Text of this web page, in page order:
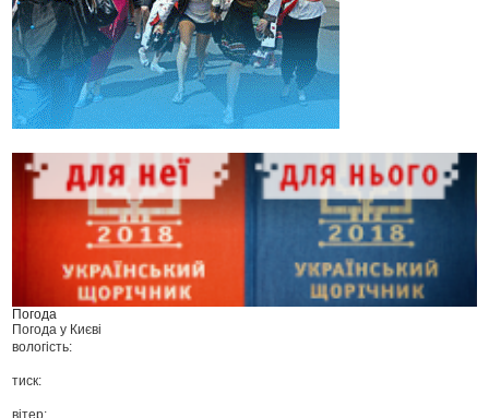
Погода
Погода у Києві
вологість:
тиск:
вітер: